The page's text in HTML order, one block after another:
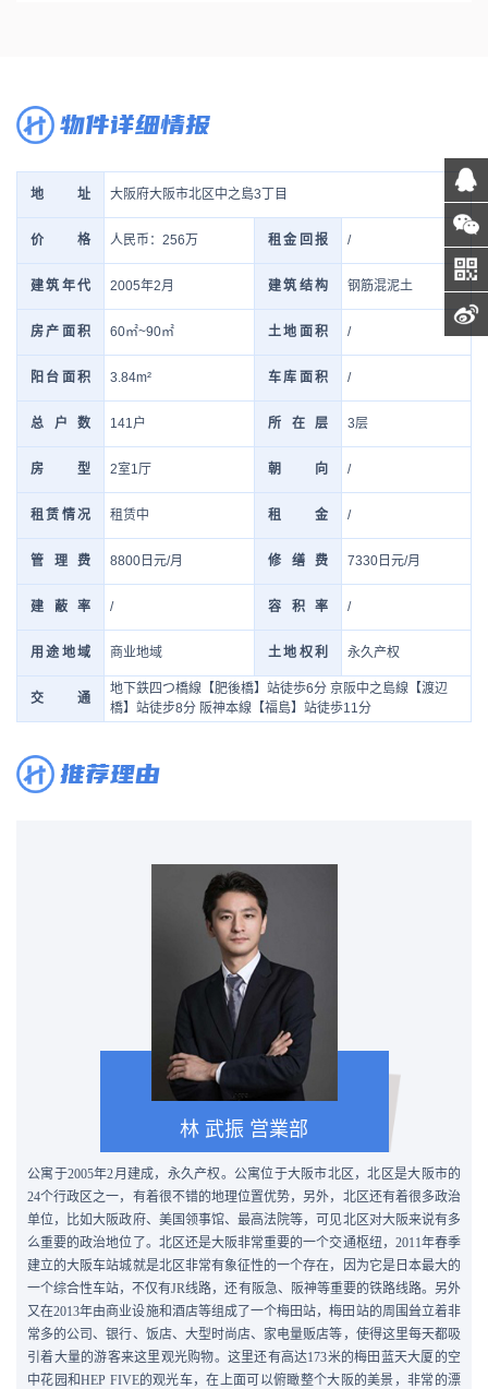
物件详细情报
地址 大阪府大阪市北区中之島3丁目
价格 人民币：256万 租金回报 /
建筑年代 2005年2月 建筑结构 钢筋混泥土
房产面积 60㎡~90㎡ 土地面积 /
阳台面积 3.84m² 车库面积 /
总户数 141户 所在层 3层
房型 2室1厅 朝向 /
租赁情况 租赁中 租金 /
管理费 8800日元/月 修缮费 7330日元/月
建蔽率 / 容积率 /
用途地域 商业地域 土地权利 永久产权
交通
地下鉄四つ橋線【肥後橋】站徒歩6分 京阪中之島線【渡辺
橋】站徒步8分 阪神本線【福島】站徒歩11分
推荐理由
林 武振 営業部
公寓于2005年2月建成，永久产权。公寓位于大阪市北区，北区是大阪市的
24个行政区之一， 有着很不错的地理位置优势，另外，北区还有着很多政治
单位，比如大阪政府、美国领事馆、最高法院等，可见北区对大阪来说有多
么重要的政治地位了。北区还是大阪非常重要的一个交通枢纽， 2011年春季
建立的大阪车站城就是北区非常有象征性的一个存在，因为它是日本最大的
一个综合性车站，不仅有JR线路，还有阪急、阪神等重要的铁路线路。另外
又在2013年由商业设施和酒店等组成了一个梅田站，梅田站的周围耸立着非
常多的公司、银行、饭店、大型时尚店、家电量贩店等，使得这里每天都吸
引着大量的游客来这里观光购物。这里还有高达173米的梅田蓝天大厦的空
中花园和HEP FIVE的观光车，在上面可以俯瞰整个大阪的美景，非常的漂